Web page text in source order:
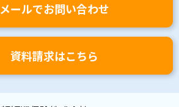
メールでお問い合わせ
資料請求はこちら